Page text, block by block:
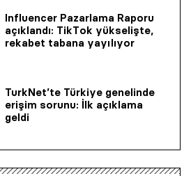
Influencer Pazarlama Raporu
açıklandı: TikTok yükselişte,
rekabet tabana yayılıyor
TurkNet’te Türkiye genelinde
erişim sorunu: İlk açıklama
geldi